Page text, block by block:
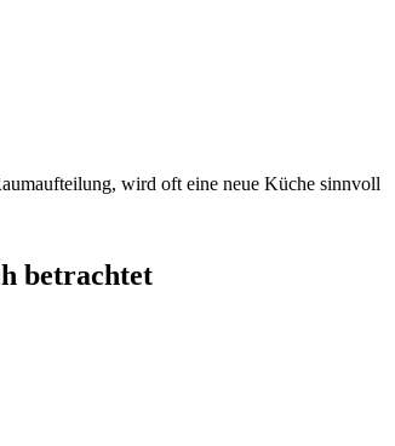
wird oft eine neue Küche sinnvoll
betrachtet